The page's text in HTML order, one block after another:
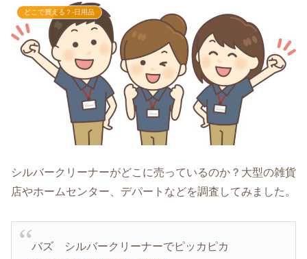
どこで買える？-日用品
シルバークリーナーがどこに売っているのか？大型の雑貨
店やホームセンター、デパートなどを調査してみました。
バズ シルバークリーナーでピッカピカ